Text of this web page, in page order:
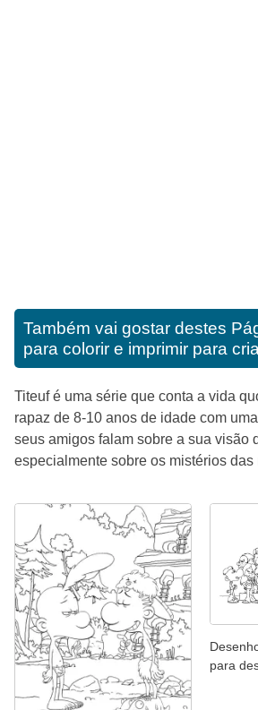
Também vai gostar destes
para colorir e imprimir para
Titeuf é uma série que conta a vida
rapaz de 8-10 anos de idade com
seus amigos falam sobre a sua visão
especialmente sobre os mistérios das
para